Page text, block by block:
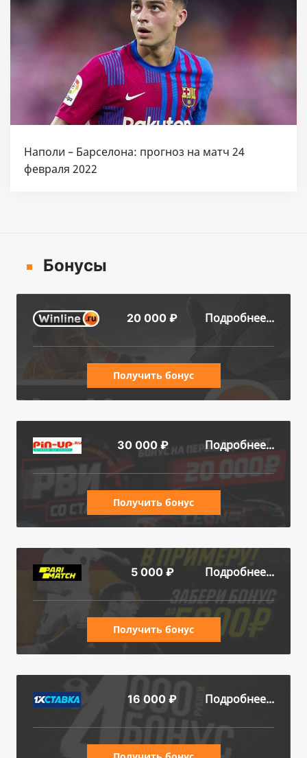
Наполи – Барселона: прогноз на матч 24
февраля 2022
Бонусы
20 000 ₽ Подробнее...
Получить бонус
30 000 ₽ Подробнее...
Получить бонус
5 000 ₽ Подробнее...
Получить бонус
16 000 ₽ Подробнее...